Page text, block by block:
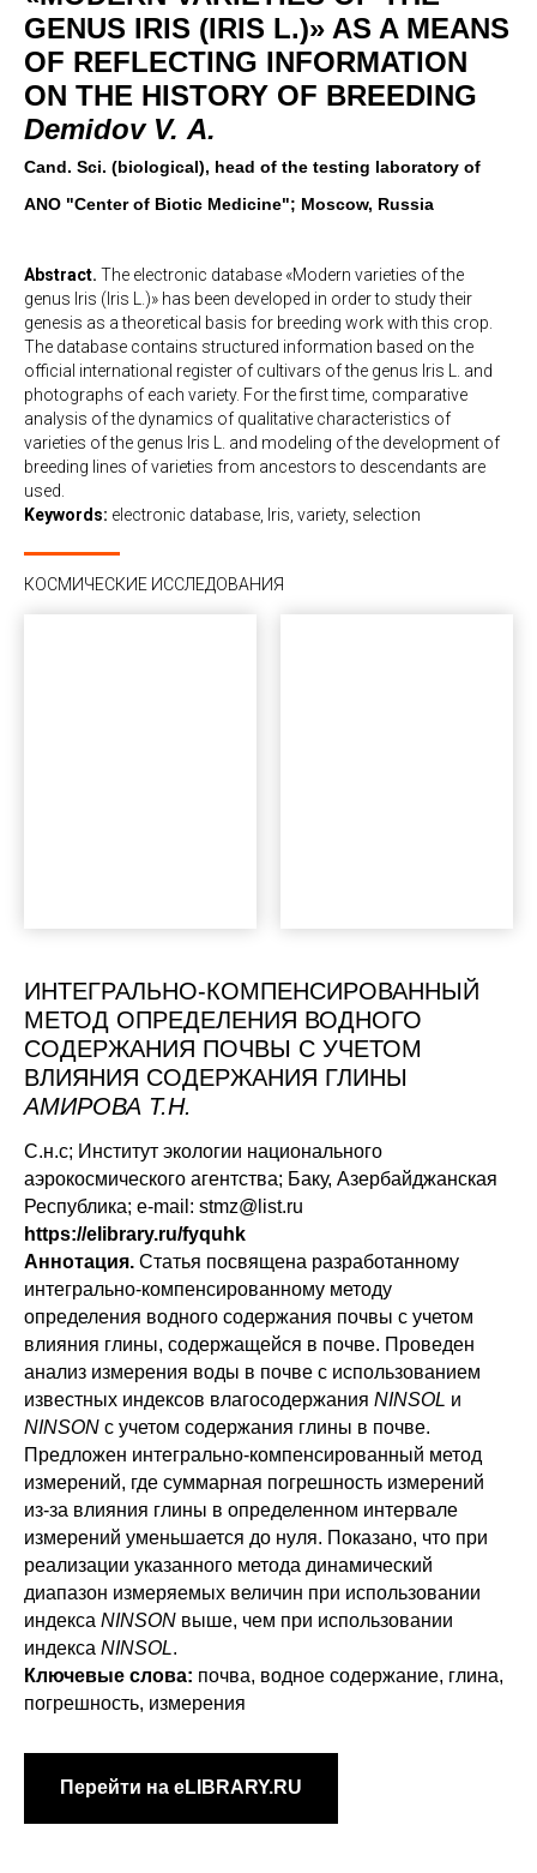
GENUS IRIS (IRIS L.)» AS A MEANS
OF REFLECTING INFORMATION
ON THE HISTORY OF BREEDING
Demidov V. A.
Cand. Sci. (biological), head of the testing laboratory of
ANO "Center of Biotic Medicine"; Moscow, Russia
Abstract. The electronic database «Modern varieties of the
genus Iris (Iris L.)» has been developed in order to study their
genesis as a theoretical basis for breeding work with this crop.
The database contains structured information based on the
official international register of cultivars of the genus Iris L. and
photographs of each variety. For the first time, comparative
analysis of the dynamics of qualitative characteristics of
varieties of the genus Iris L. and modeling of the development of
breeding lines of varieties from ancestors to descendants are
used.
Keywords: electronic database, Iris, variety, selection
КОСМИЧЕСКИЕ ИССЛЕДОВАНИЯ
ИНТЕГРАЛЬНО-КОМПЕНСИРОВАННЫЙ
МЕТОД ОПРЕДЕЛЕНИЯ ВОДНОГО
СОДЕРЖАНИЯ ПОЧВЫ С УЧЕТОМ
ВЛИЯНИЯ СОДЕРЖАНИЯ ГЛИНЫ
АМИРОВА Т.Н.
С.н.с; Институт экологии национального
аэрокосмического агентства; Баку, Азербайджанская
Республика; e-mail: stmz@list.ru
https://elibrary.ru/fyquhk
Аннотация. Статья посвящена разработанному
интегрально-компенсированному методу
определения водного содержания почвы с учетом
влияния глины, содержащейся в почве. Проведен
анализ измерения воды в почве с использованием
известных индексов влагосодержания NINSOL и
NINSON с учетом содержания глины в почве.
Предложен интегрально-компенсированный метод
измерений, где суммарная погрешность измерений
из-за влияния глины в определенном интервале
измерений уменьшается до нуля. Показано, что при
реализации указанного метода динамический
диапазон измеряемых величин при использовании
индекса NINSON выше, чем при использовании
индекса NINSOL.
Ключевые слова: почва, водное содержание, глина,
погрешность, измерения
Перейти на eLIBRARY.RU